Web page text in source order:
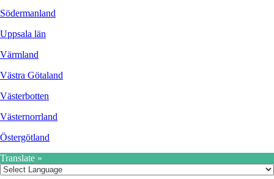
Södermanland
Uppsala län
Värmland
Västra Götaland
Västerbotten
Västernorrland
Östergötland
Translate »